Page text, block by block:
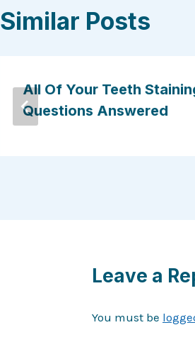
Similar Posts
All Of Your Teeth
Questions Answered
Leave a
You must be